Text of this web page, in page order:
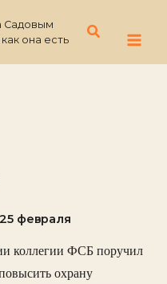
Садовым
она есть
Поиск
февраля
коллегии ФСБ поручил
охрану